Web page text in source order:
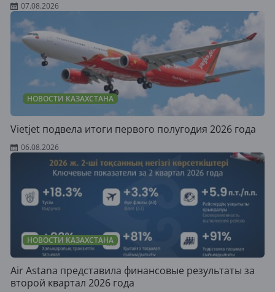
07.08.2026
НОВОСТИ КАЗАХСТАНА
Vietjet подвела итоги первого полугодия 2026 года
06.08.2026
НОВОСТИ КАЗАХСТАНА
Air Astana представила финансовые результаты за
второй квартал 2026 года